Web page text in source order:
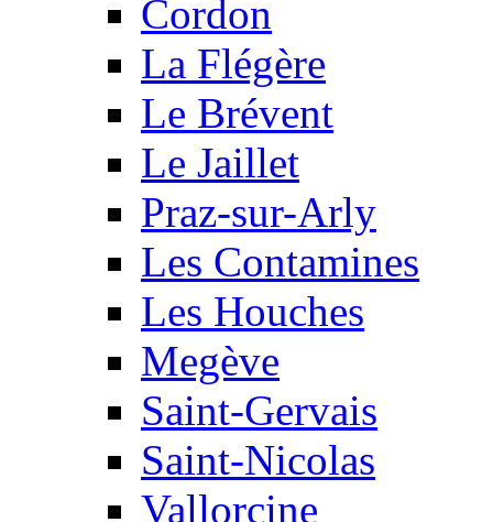
Cordon
La Flégère
Le Brévent
Le Jaillet
Praz-sur-Arly
Les Contamines
Les Houches
Megève
Saint-Gervais
Saint-Nicolas
Vallorcine